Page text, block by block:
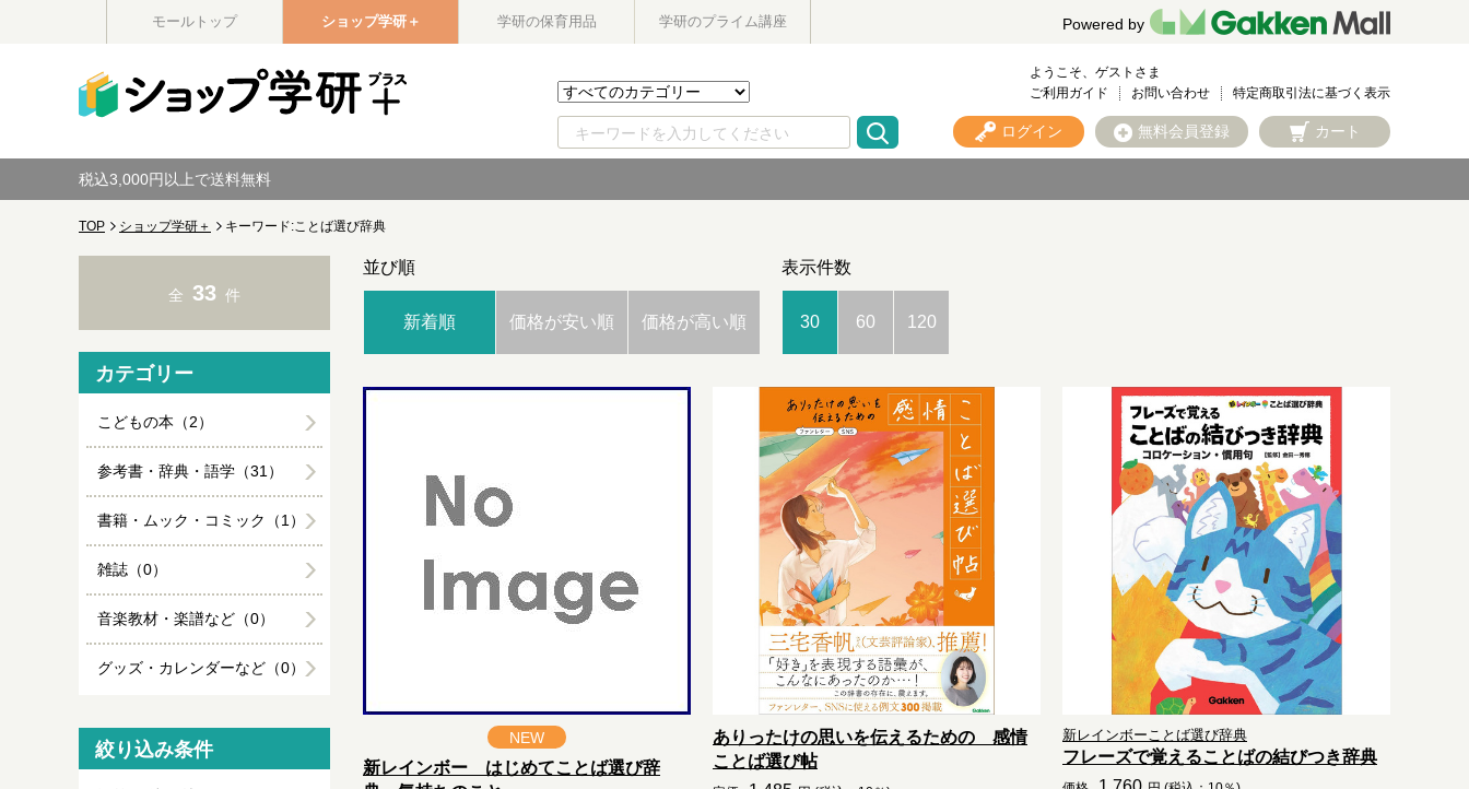
モールトップ ショップ学研＋ 学研の保育用品 学研のプライム講座 Powered by
ようこそ、ゲストさま
ご利用ガイド
お問い合わせ 特定商取引法に基づく表示
ログイン 無料会員登録 カート
税込3,000円以上で送料無料
TOP ショップ学研＋ キーワード:ことば選び辞典
並び順
新着順 価格が安い順 価格が高い順
表示件数
30 60 120
NEW
新レインボー はじめてことば選び辞
ありったけの思いを伝えるための 感情
ことば選び帖
新レインボーことば選び辞典
フレーズで覚えることばの結びつき辞典
全 33 件
カテゴリー
こどもの本（2）
参考書・辞典・語学（31）
書籍・ムック・コミック（1）
雑誌（0）
音楽教材・楽譜など（0）
グッズ・カレンダーなど（0）
絞り込み条件